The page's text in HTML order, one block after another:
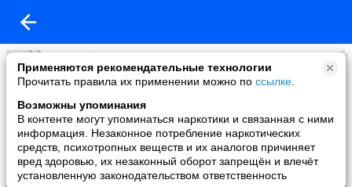
Применяются рекомендательные технологии
Прочитать правила их применении можно по ссылке
Возможны упоминания
В контенте могут упоминаться наркотики и связанная с ними
информация. Незаконное потребление наркотических
средств, психотропных веществ и их аналогов причиняет
вред здоровью, их незаконный оборот запрещён и влечёт
установленную законодательством ответственность
Doniyor Shousmonov
added a photo
22 Mar в 15:46